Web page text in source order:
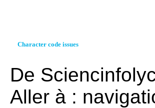
Character code issues
De
Aller à :